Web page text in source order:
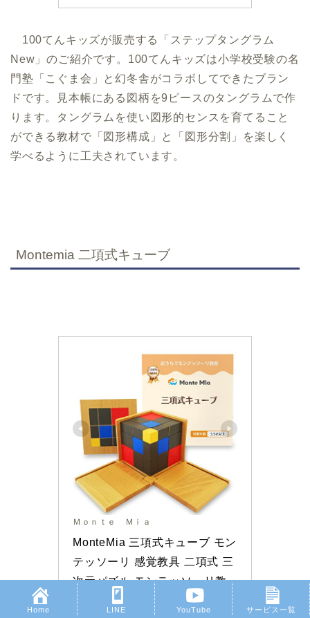
100てんキッズが販売する「ステップタングラム
New」のご紹介です。100てんキッズは小学校受験の名
門塾「こぐま会」と幻冬舎がコラボしてできたブラン
ドです。見本帳にある図柄を9ピースのタングラムで作
ります。タングラムを使い図形的センスを育てること
ができる教材で「図形構成」と「図形分割」を楽しく
学べるように工夫されています。
Montemia 二項式キューブ
Ｍｏｎｔｅ Ｍｉａ
MonteMia 三項式キューブ モン
テッソーリ 感覚教具 二項式 三
次元パズル モンテッソーリ教
師監修 教具 玩具 おもちゃ 知育
Home LINE YouTube サービス一覧